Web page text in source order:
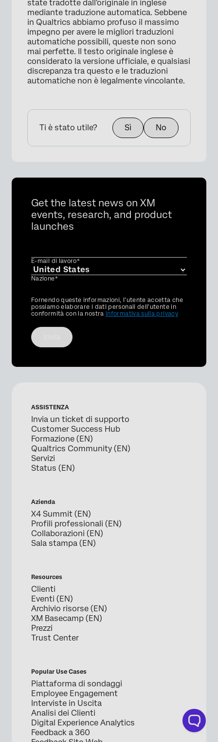
×
state tradotte dall'originale in inglese
mediante traduzione automatica. Sebbene
in Qualtrics abbiamo profuso il massimo
impegno per avere le migliori traduzioni
automatiche possibili, queste non sono
mai perfette. Il testo originale inglese è
considerato la versione ufficiale, e qualsiasi
discrepanza tra questo e le traduzioni
automatiche non è legalmente vincolante.
Ti è stato utile? Sì No
Get the latest news on XM
events, research, and product
launches
E-mail di lavoro*
Nazione*
Privacy
Optin
Fornendo queste informazioni, l'utente accetta che
possiamo elaborare i dati personali dell'utente in
conformità con la nostra Informativa sulla privacy
ASSISTENZA
Invia un ticket di supporto
Customer Success Hub
Formazione (EN)
Qualtrics Community (EN)
Servizi
Status (EN)
Azienda
X4 Summit (EN)
Profili professionali (EN)
Collaborazioni (EN)
Sala stampa (EN)
Resources
Clienti
Eventi (EN)
Archivio risorse (EN)
XM Basecamp (EN)
Prezzi
Trust Center
Popular Use Cases
Piattaforma di sondaggi
Employee Engagement
Interviste in Uscita
Analisi dei Clienti
Digital Experience Analytics
Feedback a 360